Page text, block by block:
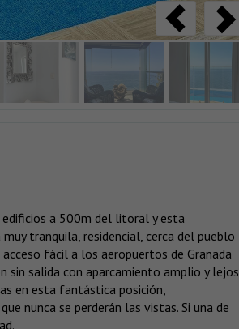
edificios a 500m del litoral y esta
tranquila, residencial, cerca del pueblo
fácil a los aeropuertos de Granada
sin salida con aparcamiento amplio y lejos
en esta fantástica posición,
nunca se perderán las vistas. Si una de